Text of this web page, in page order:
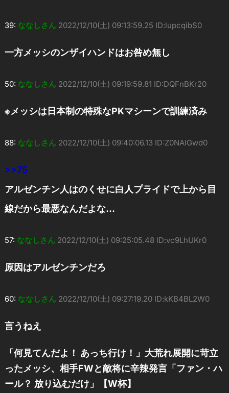
39: ななしさん 2022/12/10(土) 09:13:59.25 ID:lupcqibS0
一方メッシのンザイハンドはお咎め無し
50: ななしさん 2022/12/10(土) 09:19:59.81 ID:DQFnBKr20
※メッシは日本制の特殊なPKマシーンで訓練済み
88: ななしさん 2022/12/10(土) 09:40:06.13 ID:Z0NAIGwd0
>>75
アルゼンチン人はのくせに白人プライドで上から目
線だから最悪なんだよな…
57: ななしさん 2022/12/10(土) 09:25:05.48 ID:vc9LhUKr0
原因はアルゼンチンだろ
60: ななしさん 2022/12/10(土) 09:27:19.20 ID:kKB4BL2W0
言うねえ
「何見てんだよ！ あっち行け！」大荒れ展開に苛立
ったメッシ、相手FWと敵将に辛辣発言「ファン・ハ
ール？ 放り込むだけ」【W杯】